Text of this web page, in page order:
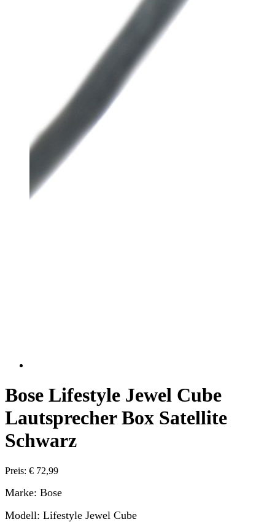
Bose Lifestyle Jewel Cube
Lautsprecher Box Satellite
Schwarz
Preis: € 72,99
Marke: Bose
Modell: Lifestyle Jewel Cube